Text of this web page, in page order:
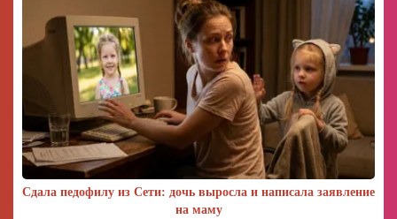
Сдала педофилу из Сети: дочь выросла и написала заявление
на маму